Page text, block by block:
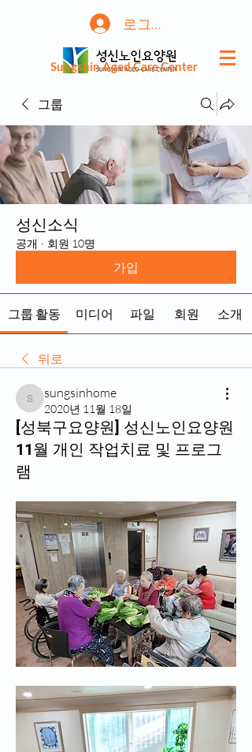
로그인
Sungshin Aged Care Center
그룹
성신소식
공개 · 회원 10명
가입
그룹 활동 미디어 파일 회원 소개
뒤로
sungsinhome
sungsinhome
2020년 11월 18일
[성북구요양원] 성신노인요양원
11월 개인 작업치료 및 프로그
램